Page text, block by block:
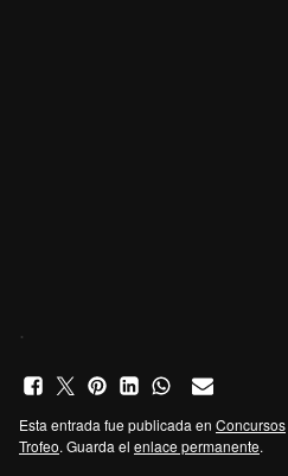
.
Esta entrada fue publicada en Concursos
Trofeo. Guarda el enlace permanente.